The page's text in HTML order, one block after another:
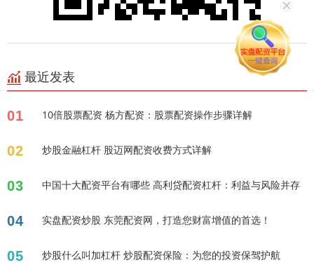
最近发表
01 10倍股票配资 杨方配资：股票配资操作步骤详解
02 炒股金融杠杆 股迈网配资收费方式详解
03 中国十大配资平台有哪些 高利贷配资杠杆：利益与风险并存
04 实盘配资炒股 东莞配资网，打造您财富增值的首选！
05 炒股什么叫加杠杆 炒股配资保险：为您的投资保驾护航